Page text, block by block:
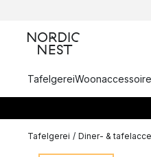
Tafelgerei
Tafelgerei / Diner- &